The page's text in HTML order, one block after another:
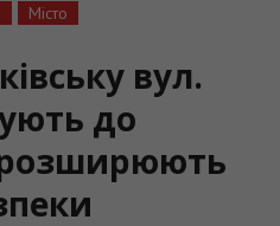
Місто
вул.
до
розширюють